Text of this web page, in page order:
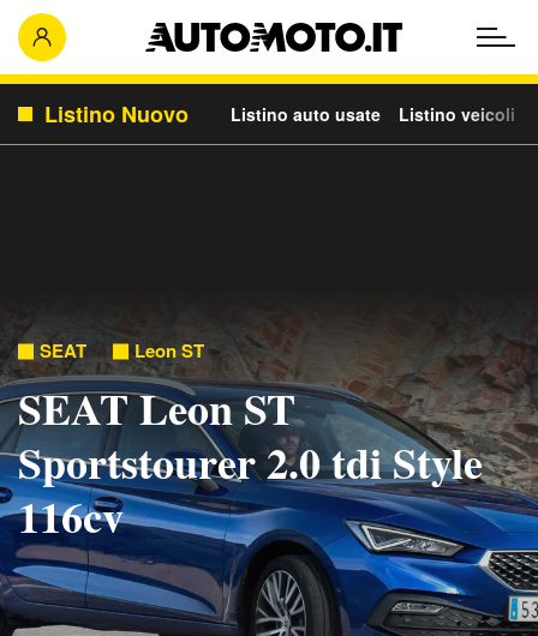
Listino Nuovo Listino auto usate Listino veicoli
SEAT Leon ST
SEAT Leon ST
Sportstourer 2.0 tdi Style
116cv